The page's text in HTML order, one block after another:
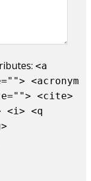
<a
<acronym
<cite>
<i> <q